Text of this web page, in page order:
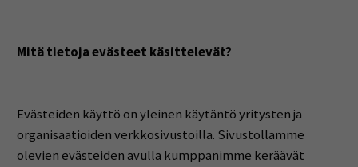
Mitä tietoja evästeet käsittelevät?
Evästeiden käyttö on yleinen käytäntö yritysten ja
organisaatioiden verkkosivustoilla. Sivustollamme
olevien evästeiden avulla kumppanimme keräävät